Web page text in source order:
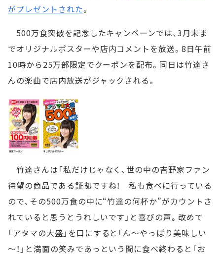
がプレゼントされた。
500万食突破を記念したキャンペーンでは、3月末ま
でオリジナルポスターや店内コメントを放送。8日午前
10時から25万部限定でクーポンを配布。同日は竹達さ
んの楽曲で店内放送がジャックされる。
竹達さんは「私だけじゃなく、世の中の吉野家ファン
待望の商品である証拠ですね！ 私も食べに行っている
ので、その500万食の中に“竹達の何杯か”がカウントさ
れていると思うとうれしいです」と喜びの声。改めて
「アタマの大盛」を口にすると「ん～やっぱり美味しい
～！」と満面の笑みであっという間に食べ終わると「お